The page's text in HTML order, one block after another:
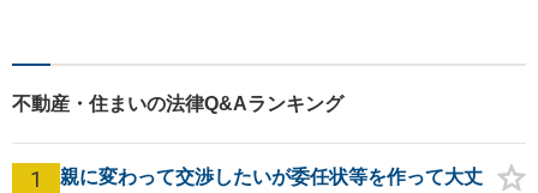
不動産・住まいの法律Q&Aランキング
1
親に変わって交渉したいが委任状等を作って大丈